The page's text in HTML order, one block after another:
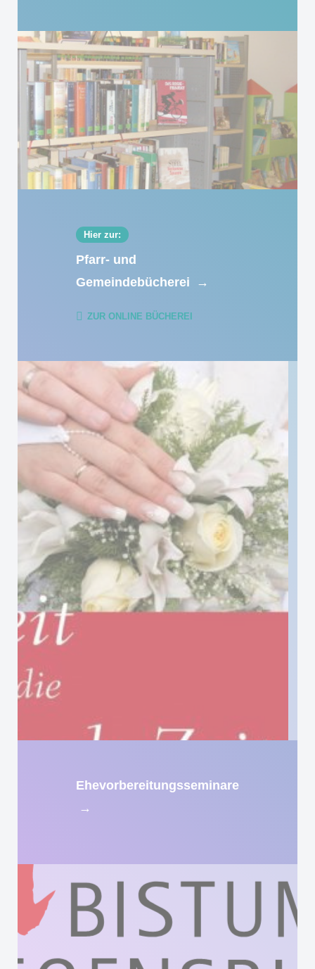
Hier zur:
Pfarr- und
Gemeindebücherei
→
ZUR ONLINE BÜCHEREI
Ehevorbereitungsseminare
→